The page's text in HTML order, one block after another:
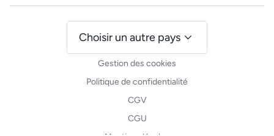
Gestion des cookies
Politique de confidentialité
CGV
CGU
Choisir un autre pays